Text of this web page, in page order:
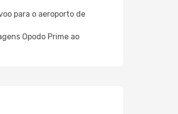
para o aeroporto de
Opodo Prime ao